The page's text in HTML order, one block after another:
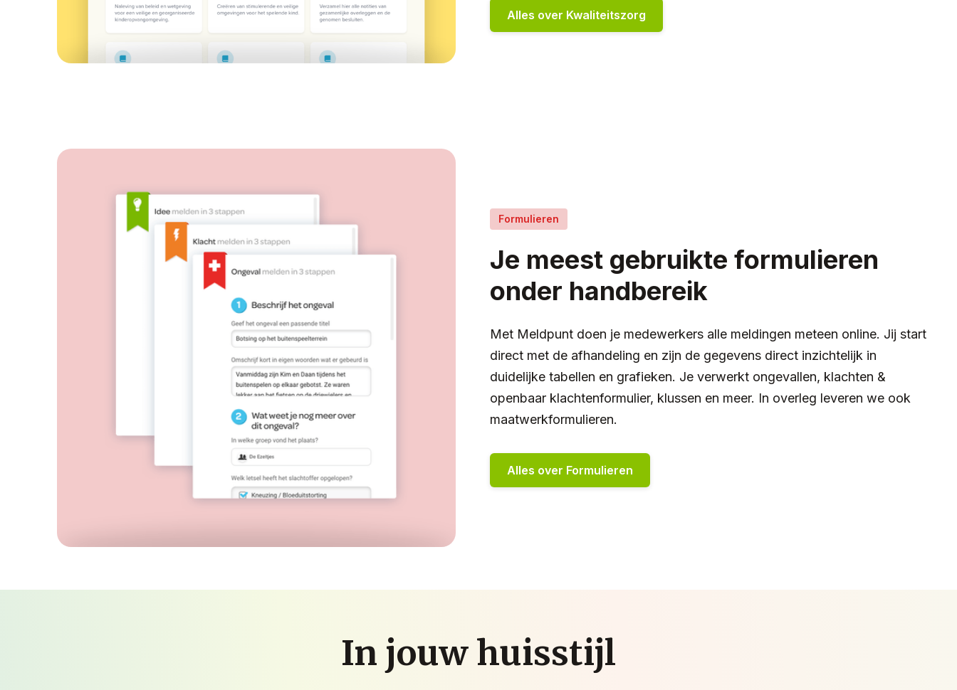
Alles over Kwaliteitszorg
Formulieren
Je meest gebruikte formulieren
onder handbereik
Met Meldpunt doen je medewerkers alle meldingen meteen online. Jij start
direct met de afhandeling en zijn de gegevens direct inzichtelijk in
duidelijke tabellen en grafieken. Je verwerkt ongevallen, klachten &
openbaar klachtenformulier, klussen en meer. In overleg leveren we ook
maatwerkformulieren.
Alles over Formulieren
In jouw huisstijl